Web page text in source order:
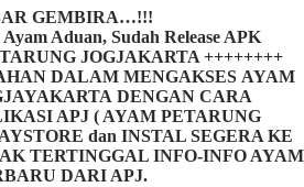
GEMBIRA…!!!
Aduan, Sudah Release APK
JOGJAKARTA ++++++++
DALAM MENGAKSES AYAM
DENGAN CARA
APJ ( AYAM PETARUNG
dan INSTAL SEGERA KE
TERTINGGAL INFO-INFO AYAM
DARI APJ.